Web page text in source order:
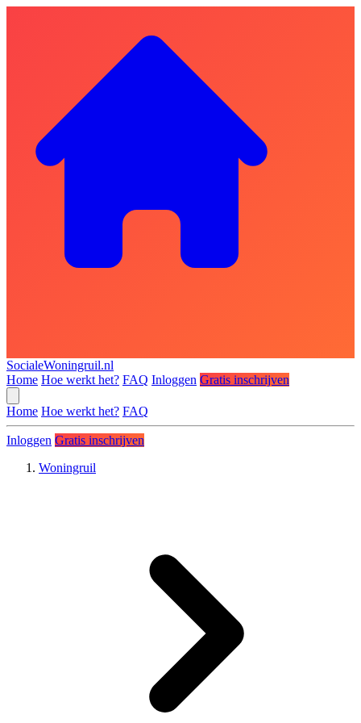
SocialeWoningruil.nl
Home Hoe werkt het? FAQ Inloggen Gratis inschrijven
Home Hoe werkt het? FAQ
Inloggen Gratis inschrijven
Woningruil